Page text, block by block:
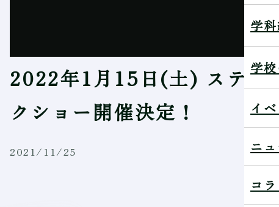
学
学
イ
ニ
コ
2022年1月15日(土) スティ
クショー開催決定！
2021/11/25